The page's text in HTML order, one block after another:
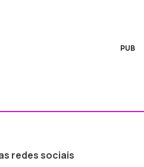
PUB
redes sociais